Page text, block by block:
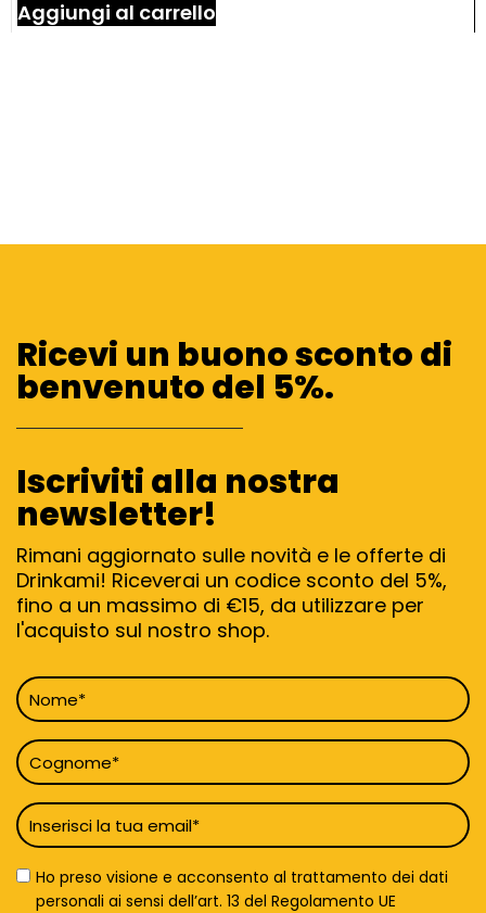
Aggiungi al carrello
Ricevi un buono sconto di
benvenuto del 5%.
Iscriviti alla nostra
newsletter!
Rimani aggiornato sulle novità e le offerte di
Drinkami! Riceverai un codice sconto del 5%,
fino a un massimo di €15, da utilizzare per
l'acquisto sul nostro shop.
Nome
*
Cognome
*
Email
*
Privacy
Policy
Ho preso visione e acconsento al trattamento dei dati
personali ai sensi dell’art. 13 del Regolamento UE